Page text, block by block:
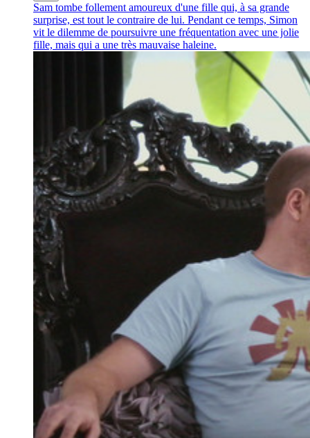
Sam tombe follement amoureux d'une fille qui, à sa grande
surprise, est tout le contraire de lui. Pendant ce temps, Simon
vit le dilemme de poursuivre une fréquentation avec une jolie
fille, mais qui a une très mauvaise haleine.